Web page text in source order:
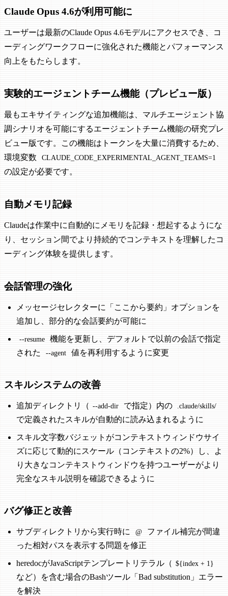
Claude Opus 4.6が利用可能に
ユーザーは最新のClaude Opus 4.6モデルにアクセスでき、コ
ーディングワークフローに強化された機能とパフォーマンス
向上をもたらします。
実験的エージェントチーム機能（プレビュー版）
最もエキサイティングな追加機能は、マルチエージェント協
調シナリオを可能にするエージェントチーム機能の研究プレ
ビュー版です。この機能はトークンを大量に消費するため、
環境変数
CLAUDE_CODE_EXPERIMENTAL_AGENT_TEAMS=1
の設定が必要です。
自動メモリ記録
Claudeは作業中に自動的にメモリを記録・想起するようにな
り、セッション間でより持続的でコンテキストを理解したコ
ーディング体験を提供します。
会話管理の強化
メッセージセレクターに「ここから要約」オプションを
追加し、部分的な会話要約が可能に
--resume
機能を更新し、デフォルトで以前の会話で指定
された
--agent 値を再利用するように変更
スキルシステムの改善
追加ディレクトリ（ --add-dir で指定）内の .claude/skills/
で定義されたスキルが自動的に読み込まれるように
スキル文字数バジェットがコンテキストウィンドウサイ
ズに応じて動的にスケール（コンテキストの2%）し、よ
り大きなコンテキストウィンドウを持つユーザーがより
完全なスキル説明を確認できるように
バグ修正と改善
サブディレクトリから実行時に @
ファイル補完が間違
った相対パスを表示する問題を修正
heredocがJavaScriptテンプレートリテラル（ ${index + 1}
など）を含む場合のBashツール「Bad substitution」エラー
を解決